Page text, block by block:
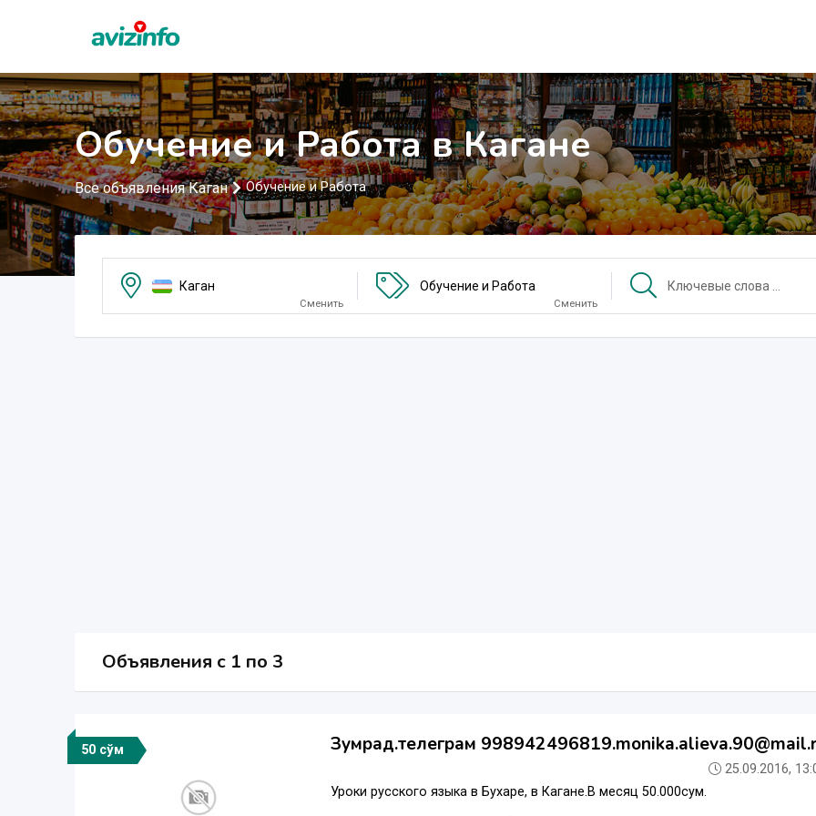
Обучение и Работа в Кагане
Все объявления Каган Обучение и Работа
Каган
Сменить
Обучение и Работа
Сменить
Объявления c 1 по 3
50 сўм Зумрад.телеграм
25.09.2016,
Уроки русского языка в Бухаре, в Кагане.В месяц 50.000сум.